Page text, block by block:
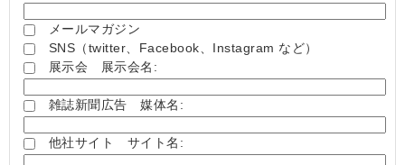
メールマガジン
SNS（twitter、Facebook、Instagram など）
展示会 展示会名:
雑誌新聞広告 媒体名:
他社サイト サイト名: